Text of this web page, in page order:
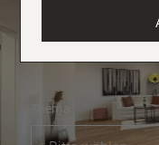
auf Wunsch auch
Thema